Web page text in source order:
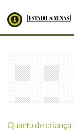
Quarto de criança